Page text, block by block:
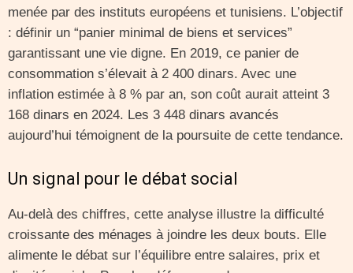
menée par des instituts européens et tunisiens. L’objectif
: définir un “panier minimal de biens et services”
garantissant une vie digne. En 2019, ce panier de
consommation s’élevait à 2 400 dinars. Avec une
inflation estimée à 8 % par an, son coût aurait atteint 3
168 dinars en 2024. Les 3 448 dinars avancés
aujourd’hui témoignent de la poursuite de cette tendance.
Un signal pour le débat social
Au-delà des chiffres, cette analyse illustre la difficulté
croissante des ménages à joindre les deux bouts. Elle
alimente le débat sur l’équilibre entre salaires, prix et